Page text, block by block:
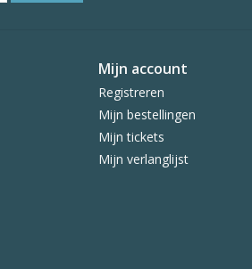
Mijn account
Registreren
Mijn bestellingen
Mijn tickets
Mijn verlanglijst